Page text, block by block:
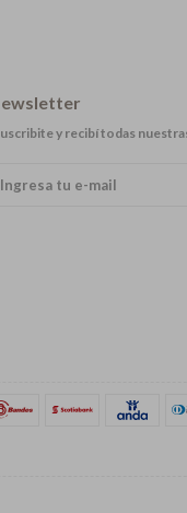
y recibí todas